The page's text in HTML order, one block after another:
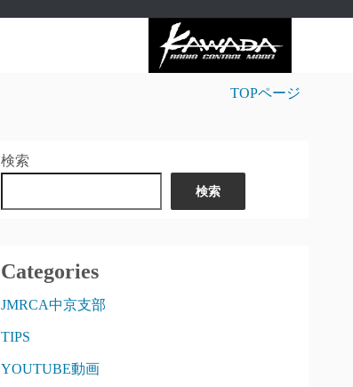
TOPページ
検索
検索
Categories
JMRCA中京支部
TIPS
YOUTUBE動画